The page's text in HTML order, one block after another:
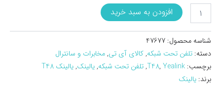
تلفن
تحت
یالینک
T48
(استوک)
عدد
افزودن به سبد خرید
شناسه محصول: 47677
دسته: تلفن تحت شبکه,کالای آی تی,مخابرات و سانترال
برچسب:
T48, Yealink
,تلفن تحت شبکه,یالینک,یالینک T48
برند: یالینک